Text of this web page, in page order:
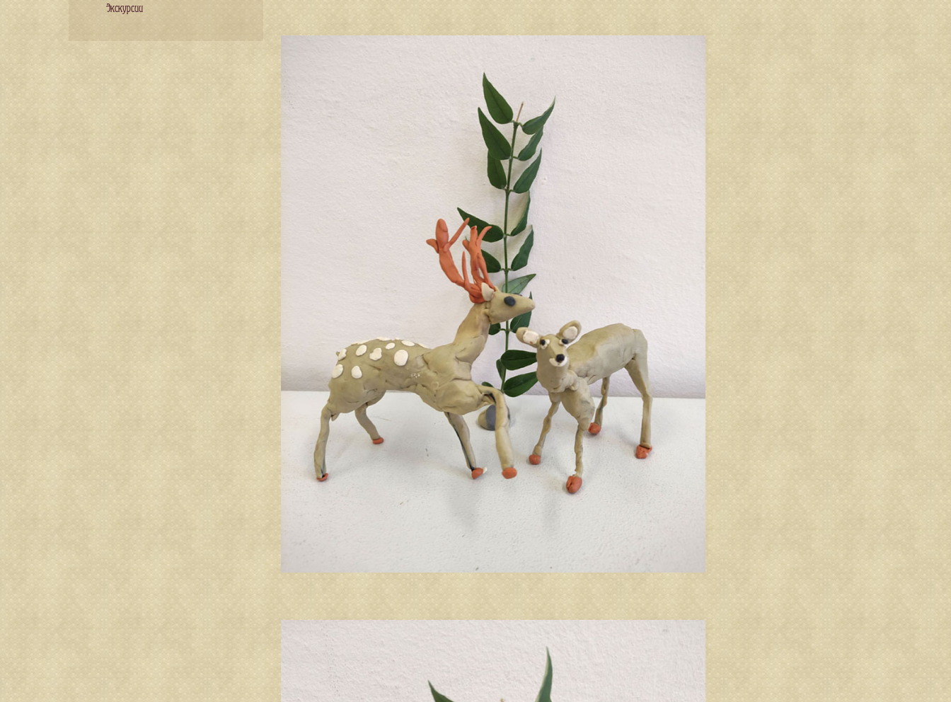
Экскурсии